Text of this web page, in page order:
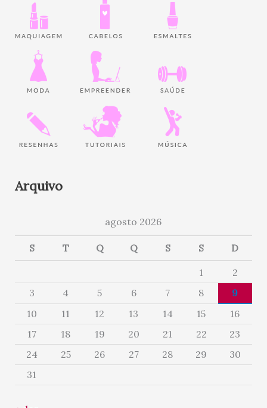
Arquivo
agosto 2026
S T Q Q S S D
1
2
3
4 5 6 7 8
9
10
11 12 13 14 15
16
17
18 19 20 21 22
23
24
25 26 27 28 29
30
31